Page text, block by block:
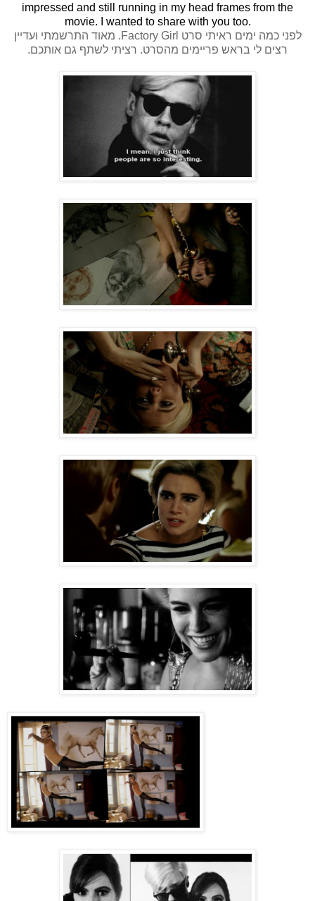
impressed and still running in my head frames from the
movie. I wanted to share with you too.
לפני כמה ימים ראיתי סרט Factory Girl.
מאוד התרשמתי ועדיין
רצים לי בראש פריימים מהסרט. רציתי לשתף גם אותכם.